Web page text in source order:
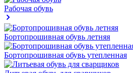
Рабочая обувь
Бортопрошивная обувь летняя
Бортопрошивная обувь утепленная